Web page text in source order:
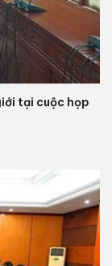
tại cuộc họp